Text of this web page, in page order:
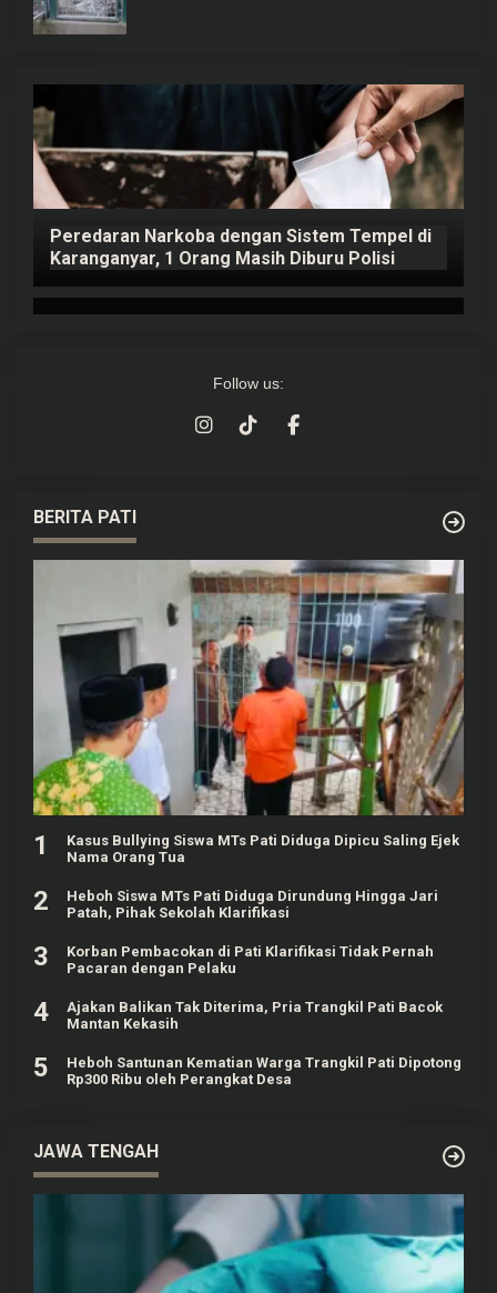
Peredaran Narkoba dengan Sistem Tempel di
Karanganyar, 1 Orang Masih Diburu Polisi
Follow us:
BERITA PATI
1
Kasus Bullying Siswa MTs Pati Diduga Dipicu Saling Ejek
Nama Orang Tua
2
Heboh Siswa MTs Pati Diduga Dirundung Hingga Jari
Patah, Pihak Sekolah Klarifikasi
3
Korban Pembacokan di Pati Klarifikasi Tidak Pernah
Pacaran dengan Pelaku
4
Ajakan Balikan Tak Diterima, Pria Trangkil Pati Bacok
Mantan Kekasih
5
Heboh Santunan Kematian Warga Trangkil Pati Dipotong
Rp300 Ribu oleh Perangkat Desa
JAWA TENGAH